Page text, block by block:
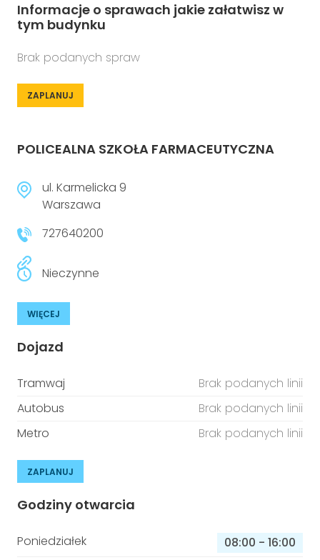
Informacje o sprawach jakie załatwisz w
tym budynku
Brak podanych spraw
ZAPLANUJ
POLICEALNA SZKOŁA FARMACEUTYCZNA
ul. Karmelicka 9
Warszawa
727640200
Nieczynne
WIĘCEJ
Dojazd
Tramwaj
Brak podanych linii
Autobus
Brak podanych linii
Metro
Brak podanych linii
ZAPLANUJ
Godziny otwarcia
Poniedziałek 08:00 - 16:00